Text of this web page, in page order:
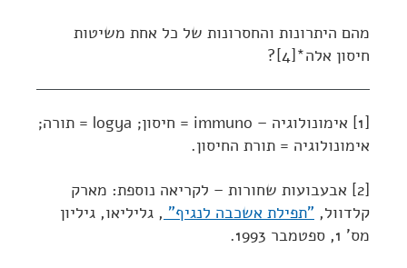
מהם היתרונות והחסרונות של כל אחת משיטות
חיסון אלה*[4]?
[1] אימונולוגיה – immuno = חיסון; logya = תורה;
אימונולוגיה = תורת החיסון.
[2] אבעבועות שחורות – לקריאה נוספת: מארק
קלדוול, "תפילת אשכבה לנגיף" , גליליאו, גיליון
מס' 1, ספטמבר 1993.